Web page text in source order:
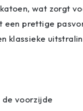
wat zorgt
prettige
klassieke
voorzijde